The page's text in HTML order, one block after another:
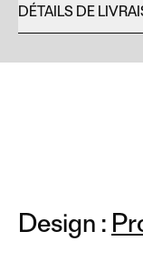
DÉTAILS DE
Design :